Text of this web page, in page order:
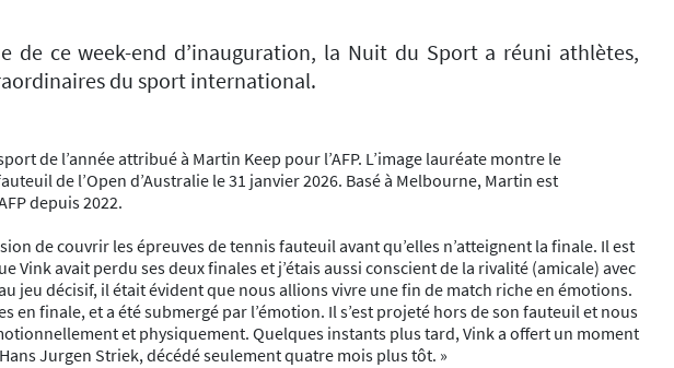
de ce week-end d’inauguration, la Nuit du Sport a réuni athlètes,
du sport international.
de l’année attribué à Martin Keep pour l’AFP. L’image lauréate montre le
de l’Open d’Australie le 31 janvier 2026. Basé à Melbourne, Martin est
depuis 2022.
de couvrir les épreuves de tennis fauteuil avant qu’elles n’atteignent la finale. Il est
avait perdu ses deux finales et j’étais aussi conscient de la rivalité (amicale) avec
jeu décisif, il était évident que nous allions vivre une fin de match riche en émotions.
finale, et a été submergé par l’émotion. Il s’est projeté hors de son fauteuil et nous
et physiquement. Quelques instants plus tard, Vink a offert un moment
Jurgen Striek, décédé seulement quatre mois plus tôt. »